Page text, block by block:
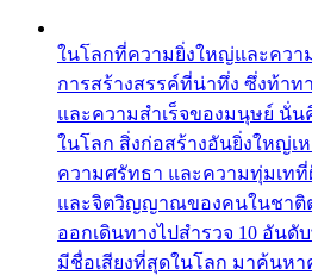
ในโลกที่ความยิ่งใหญ่และควา
การสร้างสรรค์ที่น่าทึ่ง ซึ่งท้าท
และความสำเร็จของมนุษย์ นั่
ในโลก สิ่งก่อสร้างอันยิ่งใหญ่เ
ความศรัทธา และความทุ่มเท
และจิตวิญญาณของคนในชาติต่
ออกเดินทางไปสำรวจ 10 อัน
มีชื่อเสียงที่สุดในโลก มาค้นห